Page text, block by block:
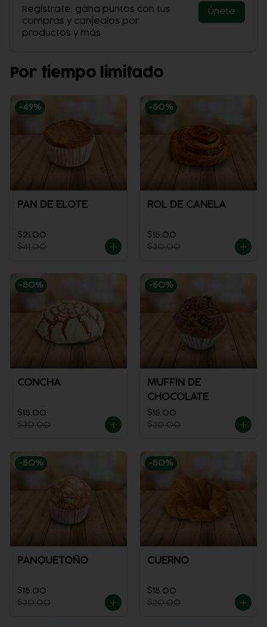
Regístrate, gana puntos con tus
compras y canjealos por
productos y más
Únete
Por tiempo limitado
-49%
PAN DE ELOTE
$21.00
$41.00
-50%
ROL DE CANELA
$15.00
$30.00
-50%
CONCHA
$15.00
$30.00
-50%
MUFFIN DE
CHOCOLATE
$15.00
$30.00
-50%
PANQUETOÑO
$15.00
$30.00
-50%
CUERNO
$15.00
$30.00